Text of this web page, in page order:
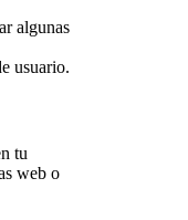
algunas
usuario.
tu
web o